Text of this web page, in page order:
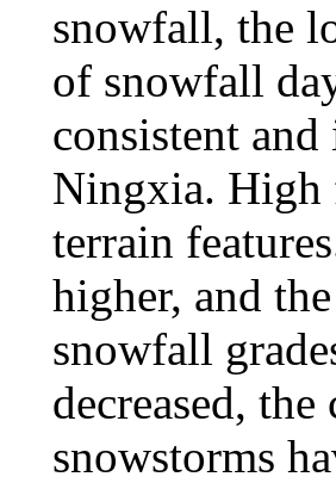
snowfall, the
of snowfall
consistent
Ningxia. High
terrain
higher, and
snowfall
decreased,
snowstorms